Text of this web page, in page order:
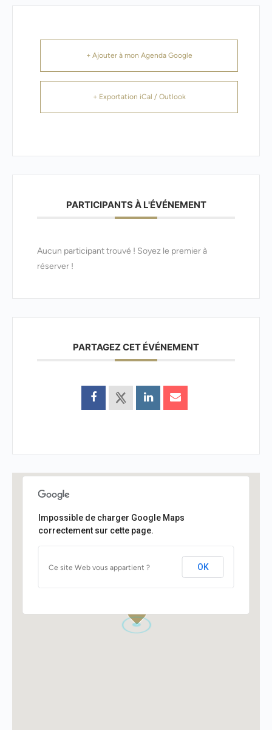
+ Ajouter à mon Agenda Google
+ Exportation iCal / Outlook
PARTICIPANTS À L'ÉVÉNEMENT
Aucun participant trouvé ! Soyez le premier à
réserver !
PARTAGEZ CET ÉVÉNEMENT
Impossible de charger Google Maps
correctement sur cette page.
Ce site Web vous appartient ? OK